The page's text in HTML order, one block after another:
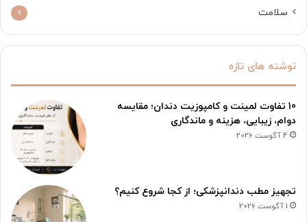
سلامت 9
نوشته های تازه
10 تفاوت لمینت و کامپوزیت دندان؛ مقایسه
دوام، زیبایی، هزینه و ماندگاری
4 آگوست 2026
تجهیز مطب دندانپزشکی؛ از کجا شروع کنیم؟
1 آگوست 2026